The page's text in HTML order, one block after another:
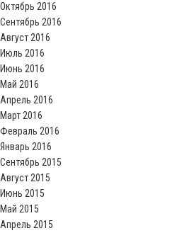
Октябрь 2016
Сентябрь 2016
Август 2016
Июль 2016
Июнь 2016
Май 2016
Апрель 2016
Март 2016
Февраль 2016
Январь 2016
Сентябрь 2015
Август 2015
Июнь 2015
Май 2015
Апрель 2015